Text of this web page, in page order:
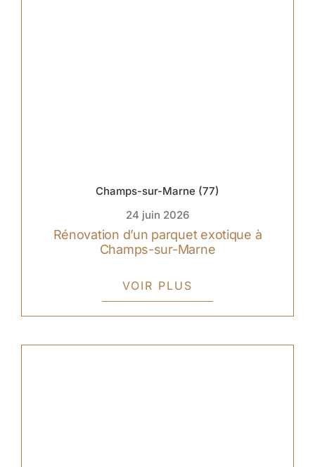
Champs-sur-Marne (77)
24 juin 2026
Rénovation d’un parquet exotique à
Champs-sur-Marne
VOIR PLUS